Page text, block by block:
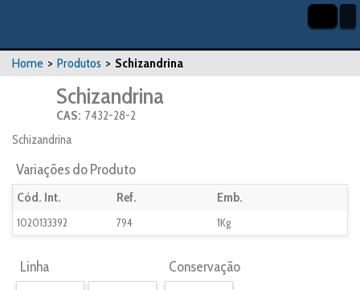
Home > Produtos > Schizandrina
Schizandrina
CAS: 7432-28-2
Schizandrina
Variações do Produto
Cód. Int. Ref. Emb.
1020133392 794 1Kg
Linha Conservação